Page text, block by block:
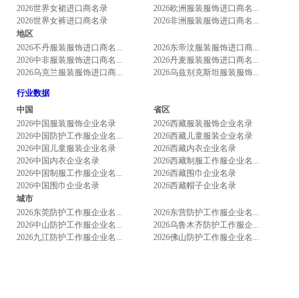
2026世界女裙进口商名录
2026世界女裤进口商名录
2026欧洲服装服饰进口商名...
2026非洲服装服饰进口商名...
地区
2026不丹服装服饰进口商名...
2026东帝汶服装服饰进口商...
2026中非服装服饰进口商名...
2026丹麦服装服饰进口商名...
2026乌克兰服装服饰进口商...
2026乌兹别克斯坦服装服饰...
行业数据
中国
2026中国服装服饰企业名录
2026中国防护工作服企业名...
2026中国儿童服装企业名录
2026中国内衣企业名录
2026中国制服工作服企业名...
2026中国围巾企业名录
省区
2026西藏服装服饰企业名录
2026西藏儿童服装企业名录
2026西藏内衣企业名录
2026西藏制服工作服企业名...
2026西藏围巾企业名录
2026西藏帽子企业名录
城市
2026东莞防护工作服企业名...
2026东营防护工作服企业名...
2026中山防护工作服企业名...
2026乌鲁木齐防护工作服企...
2026九江防护工作服企业名...
2026佛山防护工作服企业名...